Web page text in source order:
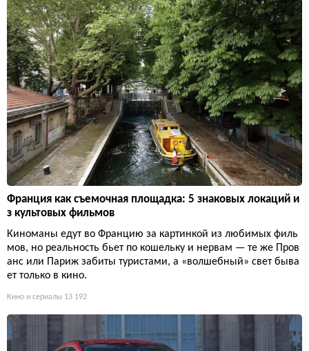
Франция как съемочная площадка: 5 знаковых локаций и
з культовых фильмов
Киноманы едут во Францию за картинкой из любимых филь
мов, но реальность бьет по кошельку и нервам — те же Пров
анс или Париж забиты туристами, а «волшебный» свет быва
ет только в кино.
Кино и сериалы 13 192